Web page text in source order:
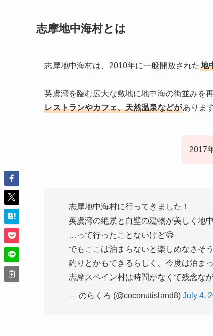
志摩地中海村とは
志摩地中海村は、2010年に一般開放された 地
英虞湾を臨む広大な敷地に地中海の街並みを再
レストランやカフェ、天然温泉などがありま
2017
志摩地中海村に行ってきました！
英虞湾の絶景と白壁の建物が美しく地
…って行ったことないけど😅
でもここは泊まらないと楽しめなさそう
釣りとかもできるらしく、今度は泊ま
志摩スペイン村は時間がなくて残念な
— のらくろ (@coconutisland8) July 4,